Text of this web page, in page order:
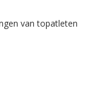
van topatleten